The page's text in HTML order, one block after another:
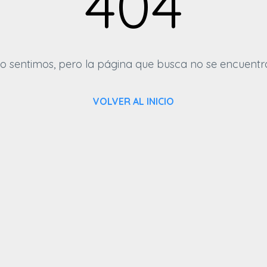
sentimos, pero la página que busca no se
VOLVER AL INICIO